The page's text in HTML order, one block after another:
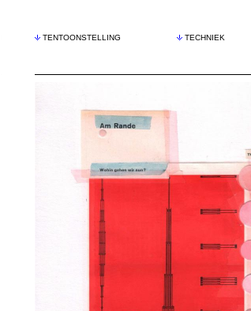
TENTOONSTELLING TECHNIEK